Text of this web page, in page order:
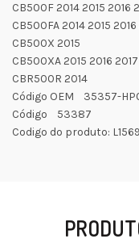
CB500F 2014 2015 2016
CB500FA 2014 2015
CB500X 2015
CB500XA 2015 2016
CBR500R 2014
Código OEM 35357-
Código 53387
Codigo do produto: